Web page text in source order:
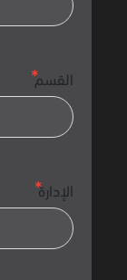
القسم
الإدارة